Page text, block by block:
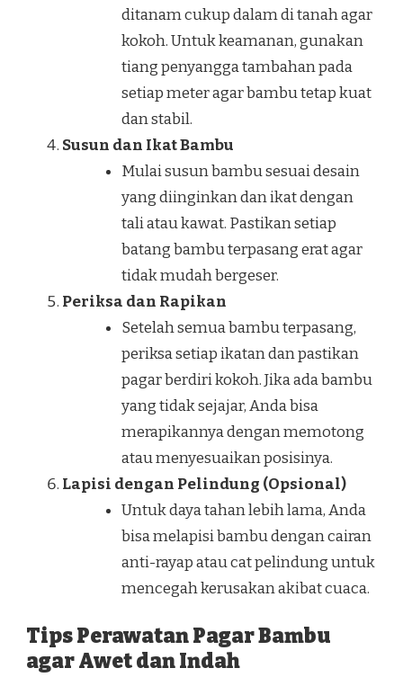
ditanam cukup dalam di tanah agar
kokoh. Untuk keamanan, gunakan
tiang penyangga tambahan pada
setiap meter agar bambu tetap kuat
dan stabil.
Susun dan Ikat Bambu
Mulai susun bambu sesuai desain
yang diinginkan dan ikat dengan
tali atau kawat. Pastikan setiap
batang bambu terpasang erat agar
tidak mudah bergeser.
Periksa dan Rapikan
Setelah semua bambu terpasang,
periksa setiap ikatan dan pastikan
pagar berdiri kokoh. Jika ada bambu
yang tidak sejajar, Anda bisa
merapikannya dengan memotong
atau menyesuaikan posisinya.
Lapisi dengan Pelindung (Opsional)
Untuk daya tahan lebih lama, Anda
bisa melapisi bambu dengan cairan
anti-rayap atau cat pelindung untuk
mencegah kerusakan akibat cuaca.
Tips Perawatan Pagar Bambu
agar Awet dan Indah